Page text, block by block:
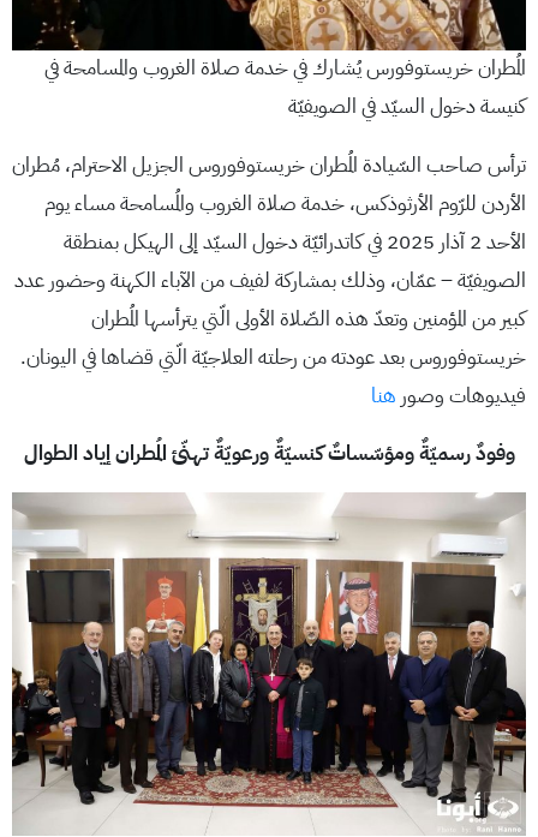
المُطران خريستوفورس يُشارك في خدمة صلاة الغروب والمسامحة في
كنيسة دخول السيّد في الصويفيّة
ترأس صاحب السّيادة المُطران خريستوفوروس الجزيل الاحترام، مُطران
الأردن للرّوم الأرثوذكس، خدمة صلاة الغروب والمُسامحة مساء يوم
الأحد 2 آذار 2025 في كاتدرائيّة دخول السيّد إلى الهيكل بمنطقة
الصويفيّة – عمّان، وذلك بمشاركة لفيف من الآباء الكهنة وحضور عدد
كبير من المؤمنين وتعدّ هذه الصّلاة الأولى الّتي يترأسها المُطران
خريستوفوروس بعد عودته من رحلته العلاجيّة الّتي قضاها في اليونان.
فيديوهات وصور هنا
وفودٌ رسميّةٌ ومؤسّساتٌ كنسيّةٌ ورعويّةٌ تهنّئ المُطران إياد الطوال